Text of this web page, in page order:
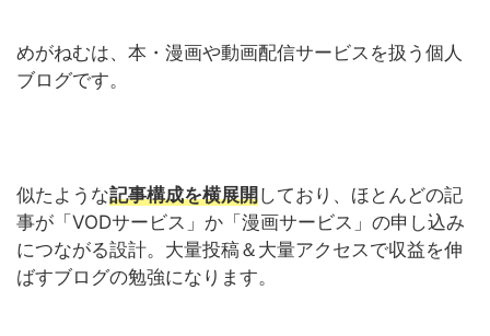
めがねむは、本・漫画や動画配信サービスを扱う個人
ブログです。
似たような記事構成を横展開しており、ほとんどの記
事が「VODサービス」か「漫画サービス」の申し込み
につながる設計。大量投稿＆大量アクセスで収益を伸
ばすブログの勉強になります。